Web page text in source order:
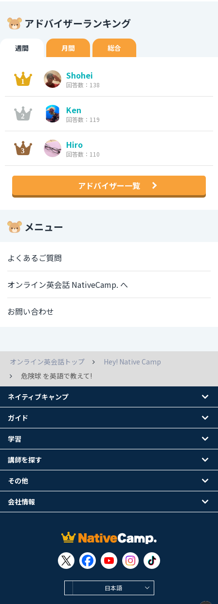
アドバイザーランキング
週間 月間 総合
Shohei
回答数：138
Ken
回答数：119
Hiro
回答数：110
アドバイザー一覧
メニュー
よくあるご質問
オンライン英会話 NativeCamp. へ
お問い合わせ
オンライン英会話トップ
Hey! Native Camp
危険球 を英語で教えて!
日本語
ネイティブキャンプ
ガイド
学習
講師を探す
その他
会社情報